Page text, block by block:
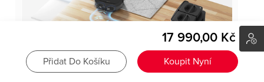
17 990,00 Kč
Přidat Do Košíku Koupit Nyní